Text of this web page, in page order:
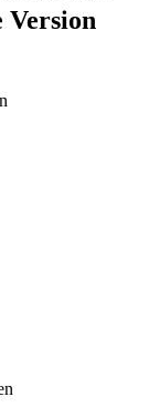
Version